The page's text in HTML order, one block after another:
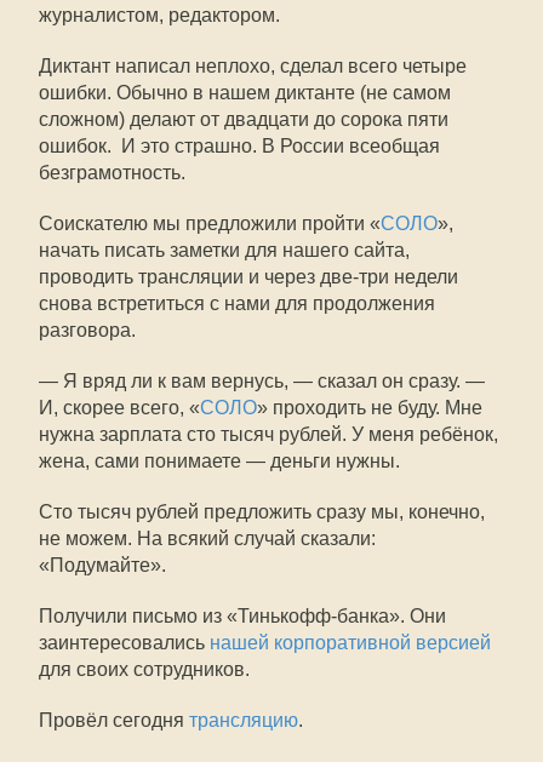
журналистом, редактором.
Диктант написал неплохо, сделал всего четыре
ошибки. Обычно в нашем диктанте (не самом
сложном) делают от двадцати до сорока пяти
ошибок. И это страшно. В России всеобщая
безграмотность.
Соискателю мы предложили пройти «СОЛО»,
начать писать заметки для нашего сайта,
проводить трансляции и через две-три недели
снова встретиться с нами для продолжения
разговора.
— Я вряд ли к вам вернусь, — сказал он сразу. —
И, скорее всего, «СОЛО» проходить не буду. Мне
нужна зарплата сто тысяч рублей. У меня ребёнок,
жена, сами понимаете — деньги нужны.
Сто тысяч рублей предложить сразу мы, конечно,
не можем. На всякий случай сказали:
«Подумайте».
Получили письмо из «Тинькофф-банка». Они
заинтересовались нашей корпоративной версией
для своих сотрудников.
Провёл сегодня трансляцию.